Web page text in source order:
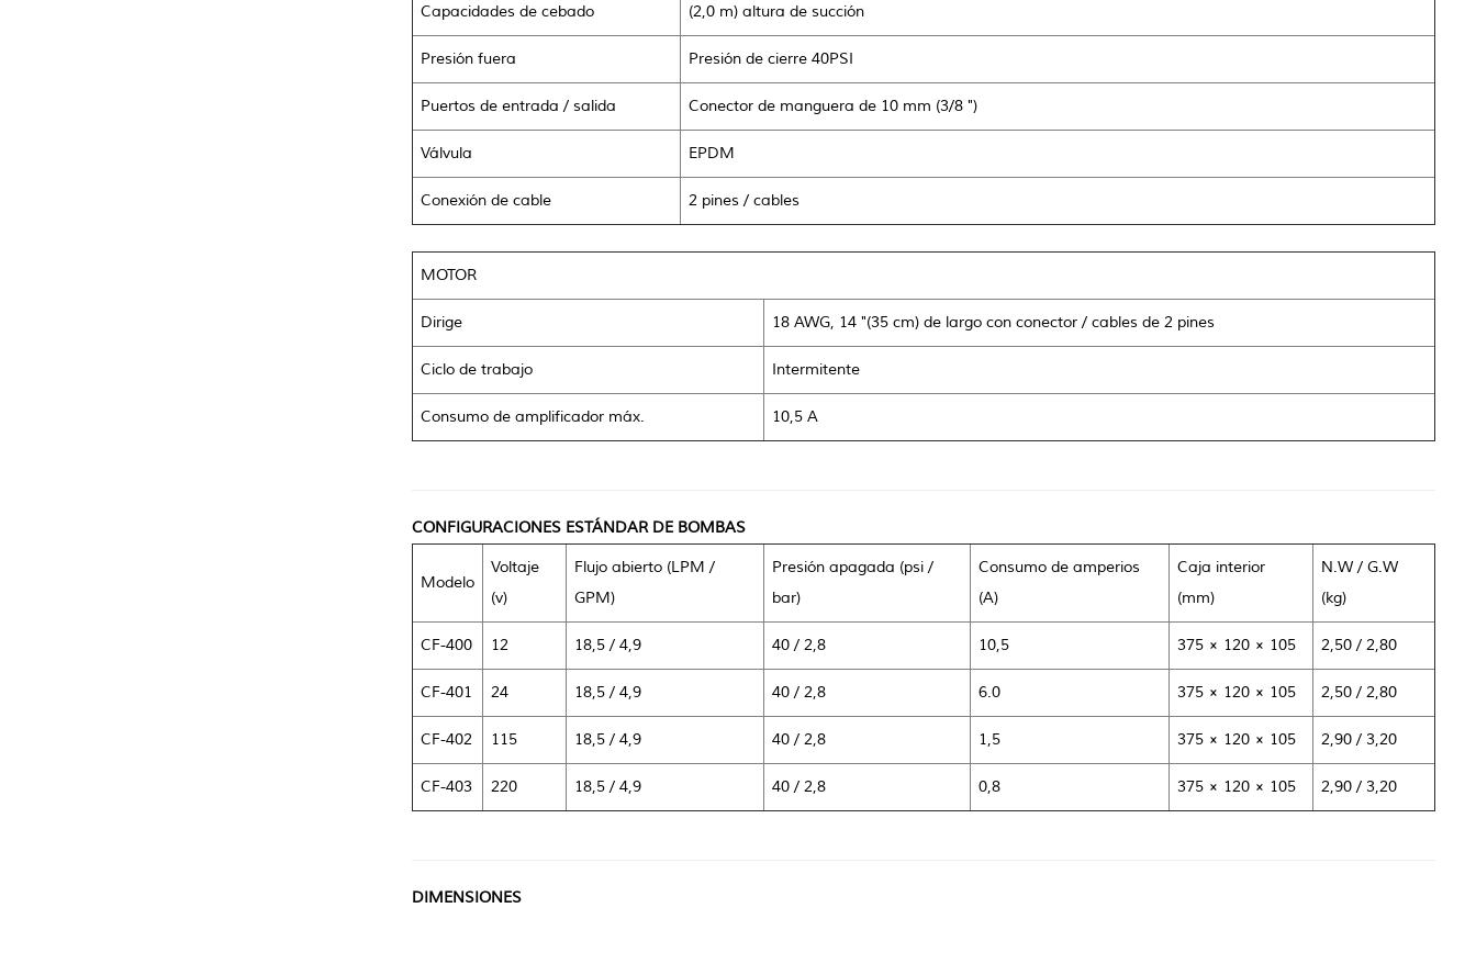
Capacidades de cebado (2,0 m) altura de succión
Presión fuera Presión de cierre 40PSI
Puertos de entrada / salida Conector de manguera de 10 mm (3/8 ")
Válvula EPDM
Conexión de cable 2 pines / cables
MOTOR
Dirige 18 AWG, 14 "(35 cm) de largo con conector / cables de 2 pines
Ciclo de trabajo Intermitente
Consumo de amplificador máx. 10,5 A
CONFIGURACIONES ESTÁNDAR DE BOMBAS
Modelo
Voltaje
(v)
Flujo abierto (LPM /
GPM)
Presión apagada (psi /
bar)
Consumo de amperios
(A)
Caja interior
(mm)
N.W / G.W
(kg)
CF-400 12 18,5 / 4,9 40 / 2,8 10,5 375 × 120 × 105 2,50 / 2,80
CF-401 24 18,5 / 4,9 40 / 2,8 6.0 375 × 120 × 105 2,50 / 2,80
CF-402 115 18,5 / 4,9 40 / 2,8 1,5 375 × 120 × 105 2,90 / 3,20
CF-403 220 18,5 / 4,9 40 / 2,8 0,8 375 × 120 × 105 2,90 / 3,20
DIMENSIONES